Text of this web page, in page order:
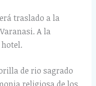
traslado a la
A la
de rio sagrado